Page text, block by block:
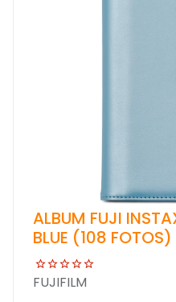
ALBUM FUJI
BLUE (108 FOTOS)
FUJIFILM